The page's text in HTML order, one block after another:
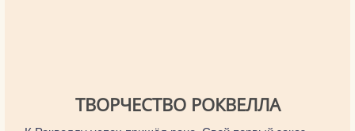
ТВОРЧЕСТВО РОКВЕЛЛА